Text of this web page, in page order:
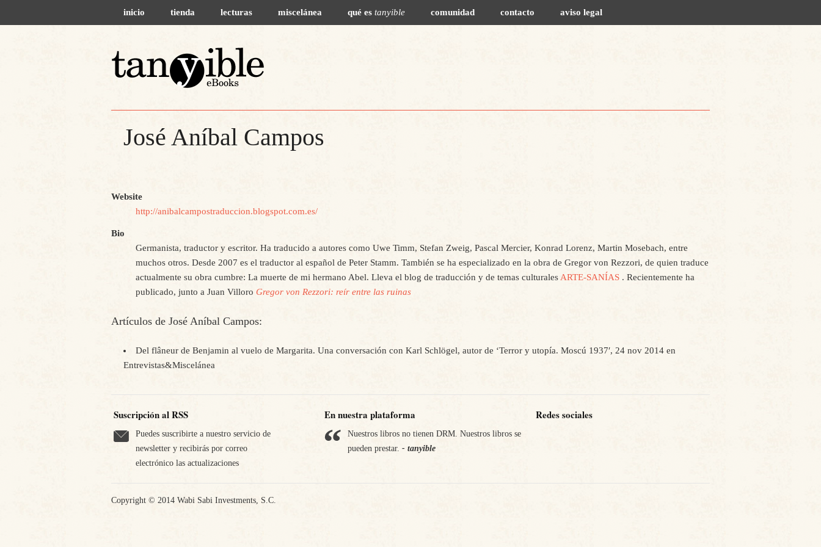
inicio tienda lecturas miscelánea qué es tanyible comunidad contacto aviso legal
José Aníbal Campos
Website
http://anibalcampostraduccion.blogspot.com.es/
Bio
Germanista, traductor y escritor. Ha traducido a autores como Uwe Timm, Stefan Zweig, Pascal Mercier, Konrad Lorenz, Martin Mosebach, entre
muchos otros. Desde 2007 es el traductor al español de Peter Stamm. También se ha especializado en la obra de Gregor von Rezzori, de quien traduce
actualmente su obra cumbre: La muerte de mi hermano Abel. Lleva el blog de traducción y de temas culturales ARTE-SANÍAS . Recientemente ha
publicado, junto a Juan Villoro Gregor von Rezzori: reír entre las ruinas
Artículos de José Aníbal Campos:
Del flâneur de Benjamin al vuelo de Margarita. Una conversación con Karl Schlögel, autor de ‘Terror y utopía. Moscú 1937′, 24 nov 2014 en
Entrevistas&Miscelánea
Suscripción al RSS
Puedes suscribirte a nuestro servicio de
newsletter y recibirás por correo
electrónico las actualizaciones
En nuestra plataforma
Nuestros libros no tienen DRM. Nuestros libros se
pueden prestar.- tanyible
Redes sociales
Copyright © 2014 Wabi Sabi Investments, S.C.